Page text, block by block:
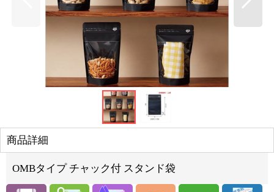
商品詳細
OMBタイプ チャック付 スタンド袋